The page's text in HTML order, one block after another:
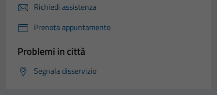
Richiedi assistenza
Prenota appuntamento
Problemi in città
Segnala disservizio